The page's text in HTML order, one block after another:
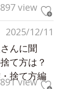
view
2025/12/11
んに聞
て方は？
捨て方編
view